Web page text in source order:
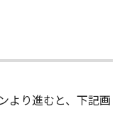
より進むと、下記画